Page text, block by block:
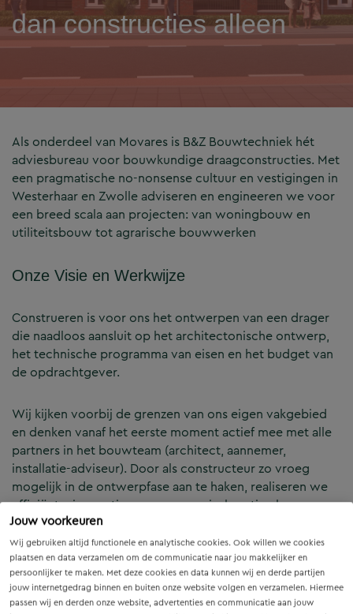
Jouw voorkeuren
Wij gebruiken altijd functionele en analytische cookies. Ook willen we cookies
plaatsen en data verzamelen om de communicatie naar jou makkelijker en
persoonlijker te maken. Met deze cookies en data kunnen wij en derde partijen
jouw internetgedrag binnen en buiten onze website volgen en verzamelen. Hiermee
passen wij en derden onze website, advertenties en communicatie aan jouw
dan constructies alleen
Als onderdeel van Movares is B&Z Bouwtechniek hét
adviesbureau voor bouwkundige draagconstructies. Met
een pragmatische no-nonsense cultuur en vestigingen in
Westerhaar en Zwolle adviseren en engineeren we voor
een breed scala aan projecten: van woningbouw en
utiliteitsbouw tot agrarische bouwwerken
Onze Visie en Werkwijze
Construeren is voor ons het ontwerpen van een drager
die naadloos aansluit op het architectonische ontwerp,
het technische programma van eisen en het budget van
de opdrachtgever.
Wij kijken voorbij de grenzen van ons eigen vakgebied
en denken vanaf het eerste moment actief mee met alle
partners in het bouwteam (architect, aannemer,
installatie-adviseur). Door als constructeur zo vroeg
mogelijk in de ontwerpfase aan te haken, realiseren we
efficiënte, innovatieve en economisch optimale
constructies — voor zowel nieuwbouw als renovatie.
Onze Expertises en Activiteiten
B&Z Bouwtechniek verzorgt het volledige constructieve